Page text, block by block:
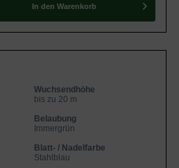
Zeder trägt eine markante
schimmert. Sie bietet
der helleren, dezent behaarten
dem blauen Nadelwerk.
Libanon-Zeder funkeln
In den Warenkorb
Wuchsendhöhe
bis zu 20 m
Belaubung
Immergrün
Blatt- / Nadelfarbe
Stahlblau